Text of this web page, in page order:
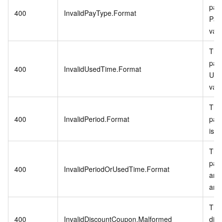
400 InvalidPayType.Format
400 InvalidUsedTime.Format
400 InvalidPeriod.Format
is
400 InvalidPeriodOrUsedTime.Format
are
400 InvalidDiscountCoupon.Malformed